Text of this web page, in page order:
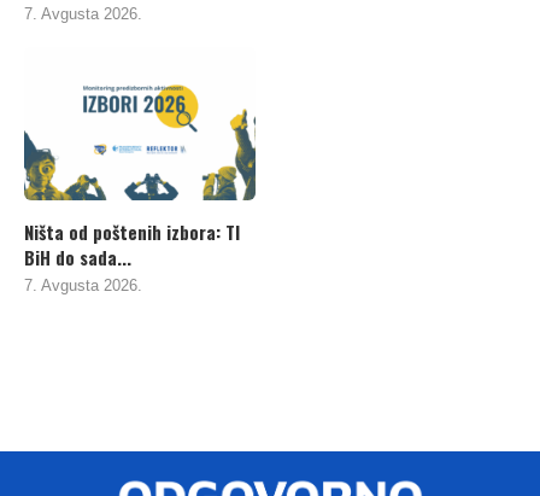
7. Avgusta 2026.
Ništa od poštenih izbora: TI
BiH do sada...
7. Avgusta 2026.